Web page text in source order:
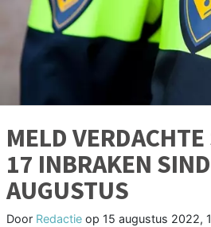
MELD
17 INBRAKEN
AUGUSTUS
Door Redactie op 15 augustus 2022,